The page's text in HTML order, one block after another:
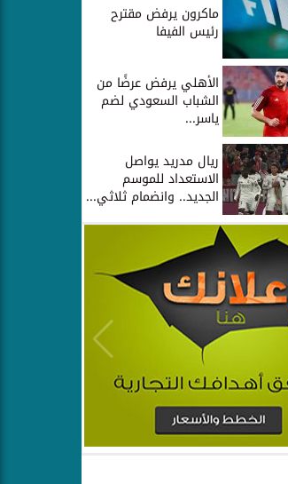
ماكرون يرفض مقترح
رئيس الفيفا
الأهلي يرفض عرضًا من
الشباب السعودي لضم
ياسر...
ريال مدريد يواصل
الاستعداد للموسم
الجديد.. وانضمام ثلاثي...